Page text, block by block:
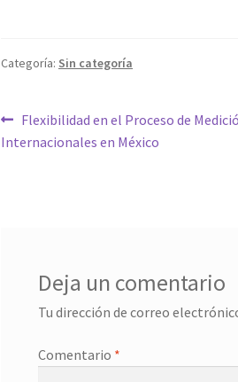
Categoría: Sin categoría
Navegación
de
Entrada
anterior:
Flexibilidad en el Proceso de
Internacionales en México
Deja un comentario
Tu dirección de correo
Comentario *